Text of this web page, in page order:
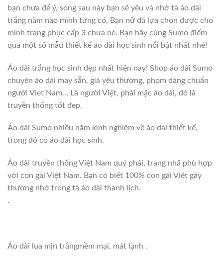
bạn chưa để ý, song sau này bạn sẽ yêu và nhớ tà áo dài
trắng năm nào mình từng có. Bạn nữ đã lựa chọn được cho
mình trang phục cấp 3 chưa nè. Bạn hãy cùng Sumo điểm
qua một số mẫu thiết kế áo dài học sinh nổi bật nhất nhé!
Áo dài trắng học sinh đẹp nhất hiện nay! Shop áo dài Sumo
chuyên áo dài may sẵn, giá yêu thương, phom dáng chuẩn
người Viet Nam… Là người Việt, phải mặc áo dài, đó là
truyền thống tốt đẹp.
Áo dài Sumo nhiều năm kinh nghiệm về áo dài thiết kế,
trong đó có áo dài học sinh.
Áo dài truyền thống Việt Nam quý phái, trang nhã phù hợp
với con gái Việt Nam. Bạn có biết 100% con gái Việt gây
thương nhớ trong tà áo dài thanh lịch.
.
Áo dài lụa mịn trắngmềm mại, mát lạnh .